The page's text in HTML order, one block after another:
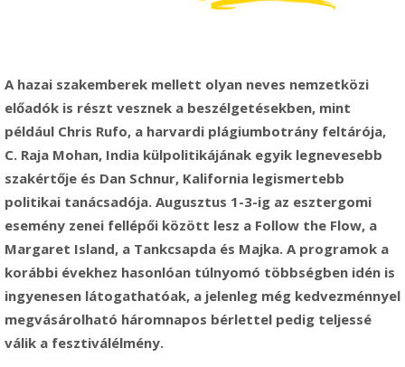
A hazai szakemberek mellett olyan neves nemzetközi
előadók is részt vesznek a beszélgetésekben, mint
például Chris Rufo, a harvardi plágiumbotrány feltárója,
C. Raja Mohan, India külpolitikájának egyik legnevesebb
szakértője és Dan Schnur, Kalifornia legismertebb
politikai tanácsadója. Augusztus 1-3-ig az esztergomi
esemény zenei fellépői között lesz a Follow the Flow, a
Margaret Island, a Tankcsapda és Majka. A programok a
korábbi évekhez hasonlóan túlnyomó többségben idén is
ingyenesen látogathatóak, a jelenleg még kedvezménnyel
megvásárolható háromnapos bérlettel pedig teljessé
válik a fesztiválélmény.